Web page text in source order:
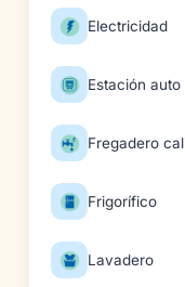
Electricidad
Estación auto
Fregadero
Frigorífico
Lavadero